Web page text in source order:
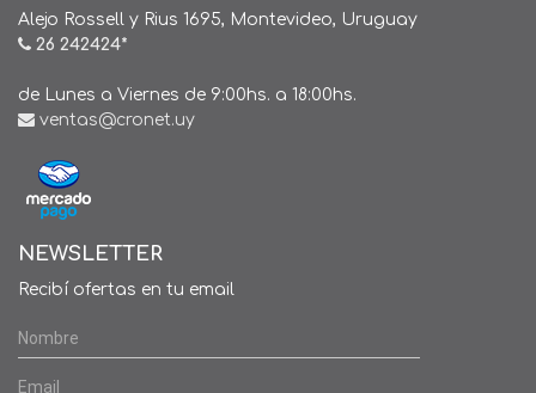
Alejo Rossell y Rius 1695, Montevideo, Uruguay
26 242424*
de Lunes a Viernes de 9:00hs. a 18:00hs.
ventas@cronet.uy
NEWSLETTER
Recibí ofertas en tu email